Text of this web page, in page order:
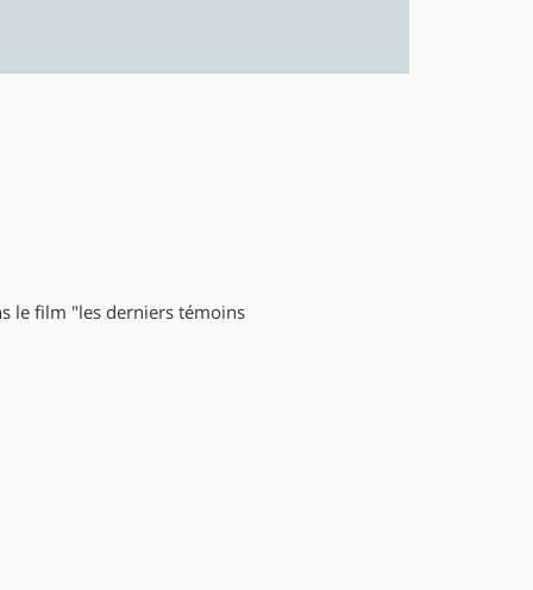
le film "les derniers témoins